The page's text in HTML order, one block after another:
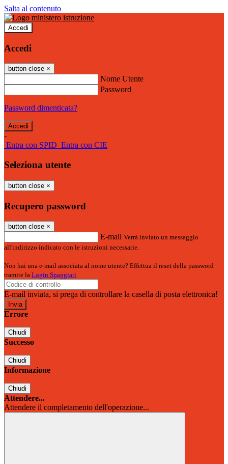
Salta al contenuto
Accedi
Accedi
button close ×
Nome Utente
Password
Password dimenticata?
-
Entra con SPID Entra con CIE
Seleziona utente
button close ×
Recupero password
button close ×
E-mail Verrà inviato un messaggio
all'indirizzo indicato con le istruzioni necessarie.
Non hai una e-mail associata al nome utente? Effettua il reset della password
tramite la Login Spaggiari
E-mail inviata, si prega di controllare la casella di posta elettronica!
Errore
Chiudi
Successo
Chiudi
Informazione
Chiudi
Attendere...
Attendere il completamento dell'operazione...